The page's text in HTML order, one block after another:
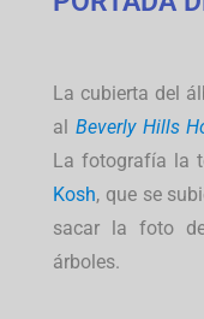
La cubierta del
alBeverly Hills
La fotografía la
Kosh, que se
sacar la foto
árboles.